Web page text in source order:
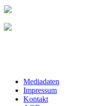
Mediadaten
Impressum
Kontakt